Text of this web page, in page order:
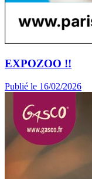
EXPOZOO !!
Publié le 16/02/2026